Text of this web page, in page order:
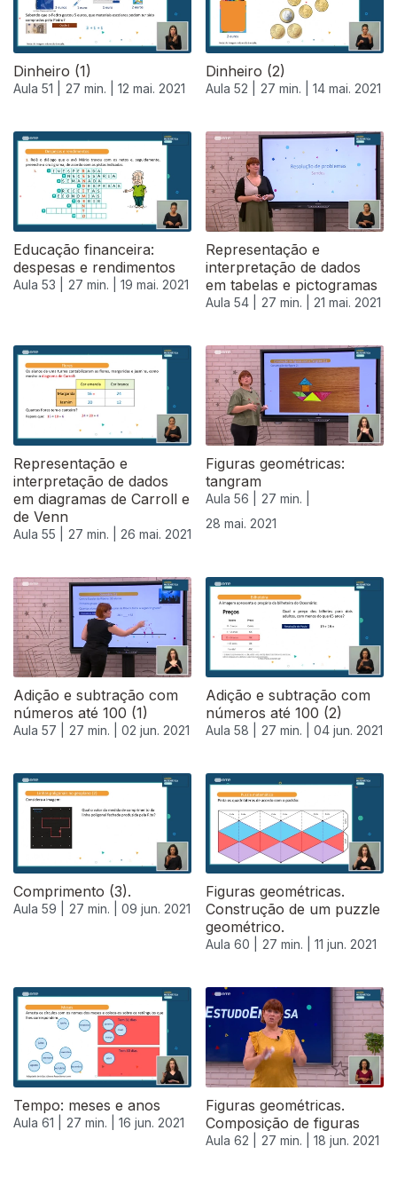
Dinheiro (1)
Aula 51 | 27 min. | 12 mai. 2021
Dinheiro (2)
Aula 52 | 27 min. | 14 mai. 2021
Educação financeira:
despesas e rendimentos
Aula 53 | 27 min. | 19 mai. 2021
Representação e
interpretação de dados
em tabelas e pictogramas
Aula 54 | 27 min. | 21 mai. 2021
Representação e
interpretação de dados
em diagramas de Carroll e
de Venn
Aula 55 | 27 min. | 26 mai. 2021
Figuras geométricas:
tangram
Aula 56 |
27 min. |
28 mai. 2021
Adição e subtração com
números até 100 (1)
Aula 57 | 27 min. | 02 jun. 2021
Adição e subtração com
números até 100 (2)
Aula 58 | 27 min. | 04 jun. 2021
Comprimento (3).
Aula 59 | 27 min. | 09 jun. 2021
Figuras geométricas.
Construção de um puzzle
geométrico.
Aula 60 | 27 min. | 11 jun. 2021
550505
Tempo: meses e anos
Aula 61 | 27 min. | 16 jun. 2021
Figuras geométricas.
Composição de figuras
Aula 62 | 27 min. | 18 jun. 2021